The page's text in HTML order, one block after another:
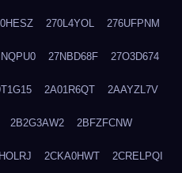
270L4YOL 276UFPNM
27NBD68F 27O3D674
2A01R6QT 2AAYZL7V
2B2G3AW2 2BFZFCNW
2CKA0HWT 2CRELPQI